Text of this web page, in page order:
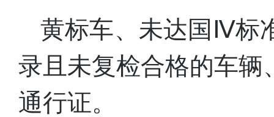
黄标车、未达国Ⅳ标
录且未复检合格的车辆
通行证。